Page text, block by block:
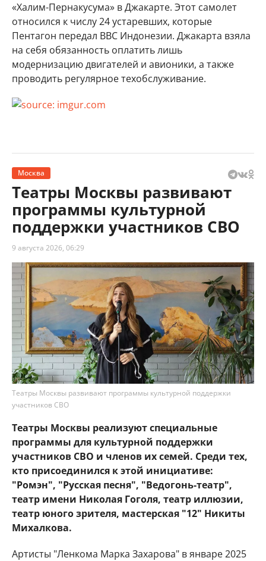
«Халим-Пернакусума» в Джакарте. Этот самолет
относился к числу 24 устаревших, которые
Пентагон передал ВВС Индонезии. Джакарта взяла
на себя обязанность оплатить лишь
модернизацию двигателей и авионики, а также
проводить регулярное техобслуживание.
Москва
Театры Москвы развивают
программы культурной
поддержки участников СВО
9 августа 2026, 06:29
Театры Москвы развивают программы культурной поддержки
участников СВО
Театры Москвы реализуют специальные
программы для культурной поддержки
участников СВО и членов их семей. Среди тех,
кто присоединился к этой инициативе:
"Ромэн", "Русская песня", "Ведогонь-театр",
театр имени Николая Гоголя, театр иллюзии,
театр юного зрителя, мастерская "12" Никиты
Михалкова.
Артисты "Ленкома Марка Захарова" в январе 2025